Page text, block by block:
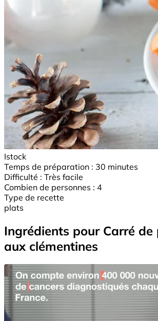
Istock
Temps de préparation : 30 minutes
Difficulté : Très facile
Combien de personnes : 4
Type de recette
plats
Ingrédients pour Carré de
aux clémentines